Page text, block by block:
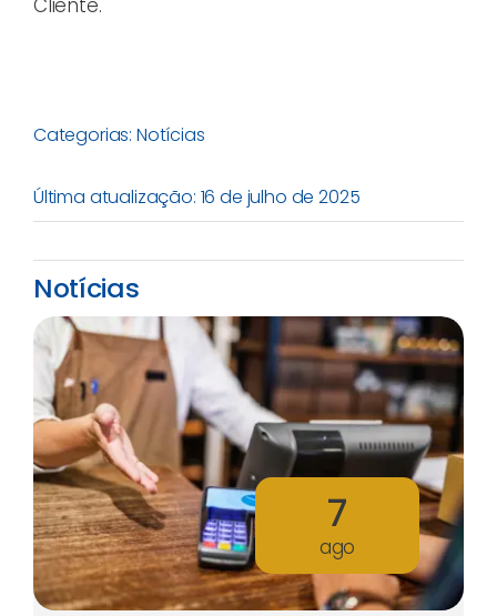
Categorias: Notícias
Última atualização: 16 de julho de 2025
Notícias
7
ago